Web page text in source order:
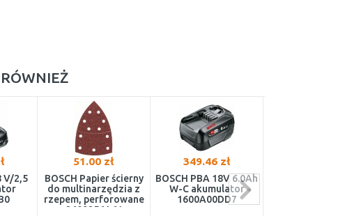
V/2,5
51.00 zł
BOSCH Papier ścierny
do multinarzędzia z
rzepem, perforowane
2609256A61
349.46 zł
BOSCH PBA 18V 6.0Ah
W-C akumulator
1600A00DD7